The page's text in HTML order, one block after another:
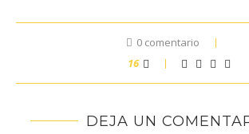
0 comentario
16
DEJA UN